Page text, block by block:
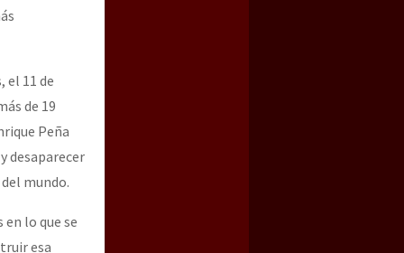
el 11 de
de 19
Peña
desaparecer
mundo.
lo que se
esa